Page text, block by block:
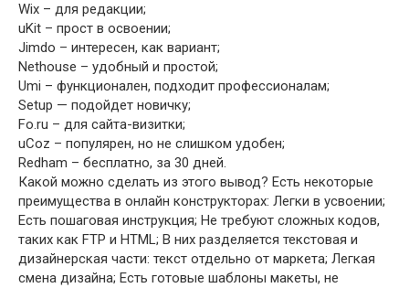
Wix – для редакции;
uKit – прост в освоении;
Jimdo – интересен, как вариант;
Nethouse – удобный и простой;
Umi – функционален, подходит профессионалам;
Setup — подойдет новичку;
Fo.ru – для сайта-визитки;
uCoz – популярен, но не слишком удобен;
Redham – бесплатно, за 30 дней.
Какой можно сделать из этого вывод? Есть некоторые
преимущества в онлайн конструкторах: Легки в усвоении;
Есть пошаговая инструкция; Не требуют сложных кодов,
таких как FTP и HTML; В них разделяется текстовая и
дизайнерская части: текст отдельно от маркета; Легкая
смена дизайна; Есть готовые шаблоны макеты, не